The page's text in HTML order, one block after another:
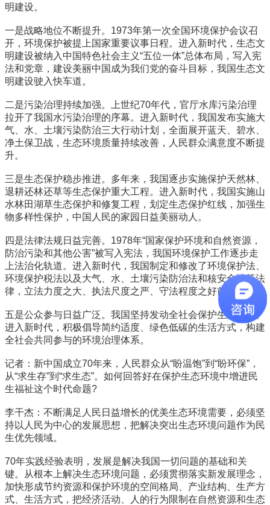
明建设。
一是战略地位不断提升。1973年第一次全国环境保护会议召
开，环境保护被提上国家重要议事日程。进入新时代，生态文
明建设被纳入中国特色社会主义“五位一体”总体布局，写入宪
法和党章，建设美丽中国成为我们党的奋斗目标，我国生态文
明建设驶入快车道。
二是污染治理持续加强。上世纪70年代，官厅水库污染治理
拉开了我国水污染治理的序幕。进入新时代，我国发布实施大
气、水、土壤污染防治三大行动计划，全面展开蓝天、碧水、
净土保卫战，生态环境质量持续改善，人民群众满意度不断提
升。
三是生态保护稳步推进。多年来，我国逐步实施保护天然林、
退耕还林还草等生态保护重大工程。进入新时代，我国实施山
水林田湖草生态保护和修复工程，划定生态保护红线，加强生
物多样性保护，中国人民的家园日益美丽动人。
四是法律法规日益完善。1978年“国家保护环境和自然资源，
防治污染和其他公害”被写入宪法，我国环境保护工作逐步走
上法治化轨道。进入新时代，我国制定和修改了环境保护法、
环境保护税法以及大气、水、土壤污染防治法和核安全法等法
律，立法力度之大、执法尺度之严、守法程度之好前所未有。
五是公众参与日益广泛。我国坚持发动全社会保护生态环境。
进入新时代，积极倡导简约适度、绿色低碳的生活方式，构建
全社会共同参与的环境治理体系。
记者：新中国成立70年来，人民群众从“盼温饱”到“盼环保”，
从“求生存”到“求生态”。如何回答好在保护生态环境中增进民
生福祉这个时代命题?
李干杰：不断满足人民日益增长的优美生态环境需要，必须坚
持以人民为中心的发展思想，把解决突出生态环境问题作为民
生优先领域。
70年实践经验表明，发展是解决我国一切问题的基础和关
键。从根本上解决生态环境问题，必须贯彻落实新发展理念，
加快形成节约资源和保护环境的空间格局、产业结构、生产方
式、生活方式，把经济活动、人的行为限制在自然资源和生态